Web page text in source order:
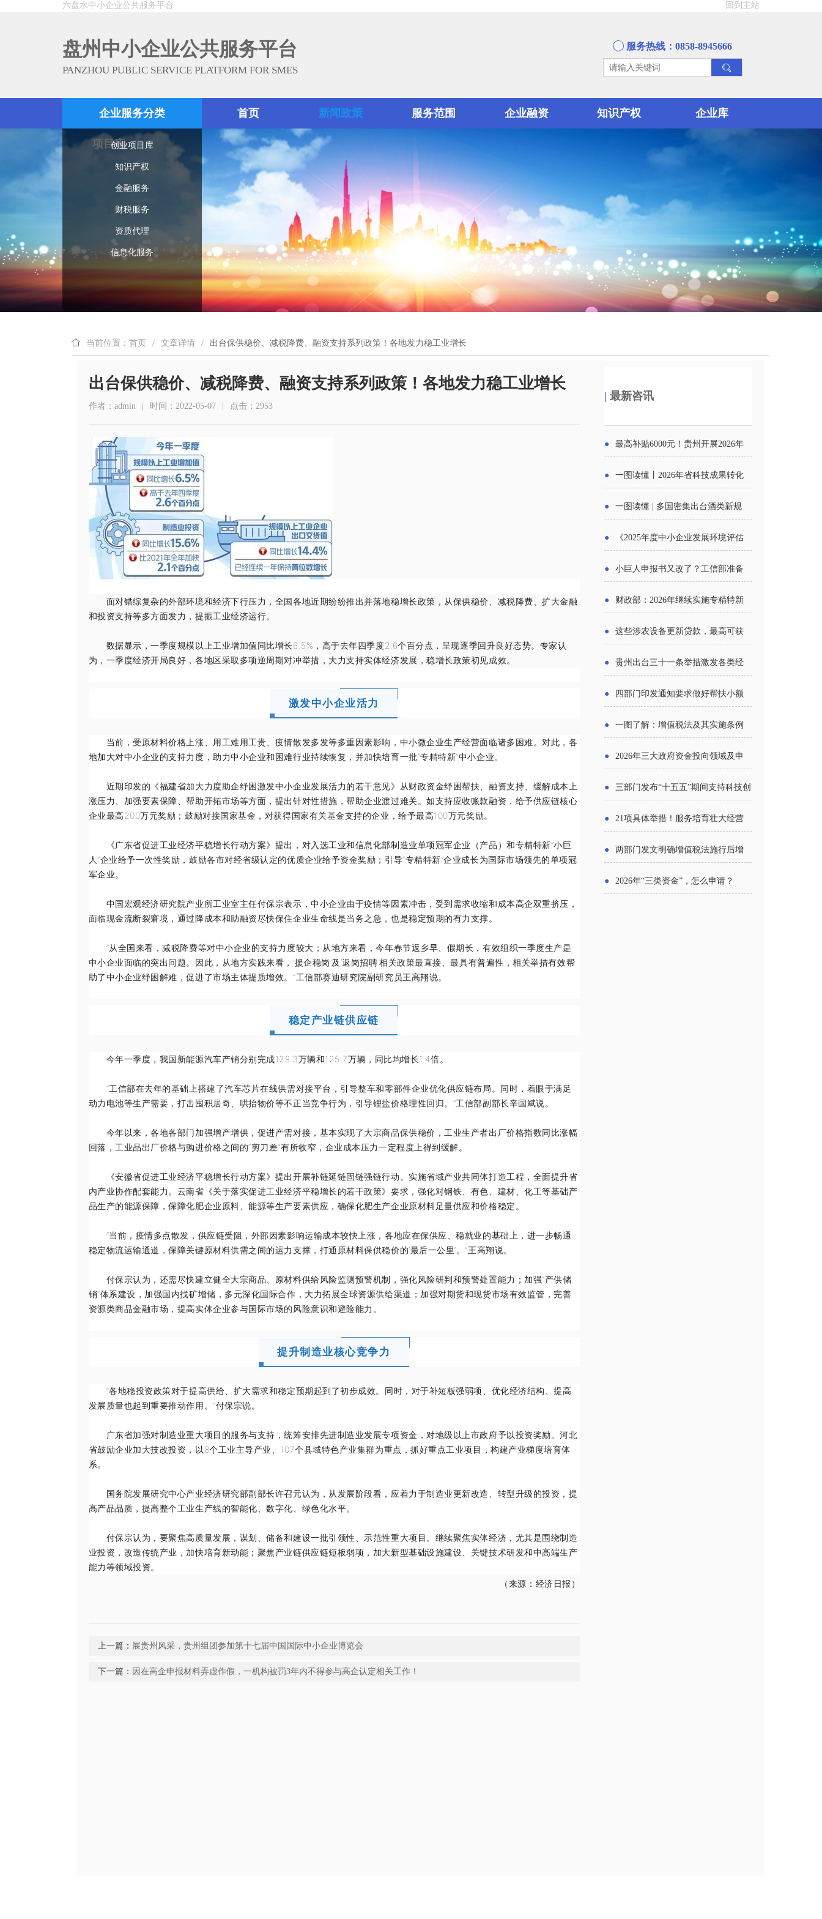
回到主站
六盘水中小企业公共服务平台
盘州中小企业公共服务平台
PANZHOU PUBLIC SERVICE PLATFORM FOR SMES
服务热线：0858-8945666
企业服务分类
创业项目库
知识产权
金融服务
财税服务
资质代理
信息化服务
首页 新闻政策 服务范围 企业融资 知识产权 企业库
项目库
当前位置：首页 / 文章详情 / 出台保供稳价、减税降费、融资支持系列政策！各地发力稳工业增长
出台保供稳价、减税降费、融资支持系列政策！各地发力稳工业增长
作者：admin | 时间：2022-05-07 | 点击：2953
面对错综复杂的外部环境和经济下行压力，全国各地近期纷纷推出并落地稳增长政策，从保供稳价、减税降费、扩大金融
和投资支持等多方面发力，提振工业经济运行。
数据显示，一季度规模以上工业增加值同比增长6.5%，高于去年四季度2.6个百分点，呈现逐季回升良好态势。专家认
为，一季度经济开局良好，各地区采取多项逆周期对冲举措，大力支持实体经济发展，稳增长政策初见成效。
激发中小企业活力
当前，受原材料价格上涨、用工难用工贵、疫情散发多发等多重因素影响，中小微企业生产经营面临诸多困难。对此，各
地加大对中小企业的支持力度，助力中小企业和困难行业持续恢复，并加快培育一批“专精特新”中小企业。
近期印发的《福建省加大力度助企纾困激发中小企业发展活力的若干意见》从财政资金纾困帮扶、融资支持、缓解成本上
涨压力、加强要素保障、帮助开拓市场等方面，提出针对性措施，帮助企业渡过难关。如支持应收账款融资，给予供应链核心
企业最高200万元奖励；鼓励对接国家基金，对获得国家有关基金支持的企业，给予最高100万元奖励。
《广东省促进工业经济平稳增长行动方案》提出，对入选工业和信息化部制造业单项冠军企业（产品）和专精特新“小巨
人”企业给予一次性奖励，鼓励各市对经省级认定的优质企业给予资金奖励；引导“专精特新”企业成长为国际市场领先的单项冠
军企业。
中国宏观经济研究院产业所工业室主任付保宗表示，中小企业由于疫情等因素冲击，受到需求收缩和成本高企双重挤压，
面临现金流断裂窘境，通过降成本和助融资尽快保住企业生命线是当务之急，也是稳定预期的有力支撑。
“从全国来看，减税降费等对中小企业的支持力度较大；从地方来看，今年春节返乡早、假期长，有效组织一季度生产是
中小企业面临的突出问题。因此，从地方实践来看，‘援企稳岗’及‘返岗招聘’相关政策最直接、最具有普遍性，相关举措有效帮
助了中小企业纾困解难，促进了市场主体提质增效。”工信部赛迪研究院副研究员王高翔说。
稳定产业链供应链
今年一季度，我国新能源汽车产销分别完成129.3万辆和125.7万辆，同比均增长1.4倍。
“工信部在去年的基础上搭建了汽车芯片在线供需对接平台，引导整车和零部件企业优化供应链布局。同时，着眼于满足
动力电池等生产需要，打击囤积居奇、哄抬物价等不正当竞争行为，引导锂盐价格理性回归。”工信部副部长辛国斌说。
今年以来，各地各部门加强增产增供，促进产需对接，基本实现了大宗商品保供稳价，工业生产者出厂价格指数同比涨幅
回落，工业品出厂价格与购进价格之间的“剪刀差”有所收窄，企业成本压力一定程度上得到缓解。
《安徽省促进工业经济平稳增长行动方案》提出开展补链延链固链强链行动。实施省域产业共同体打造工程，全面提升省
内产业协作配套能力。云南省《关于落实促进工业经济平稳增长的若干政策》要求，强化对钢铁、有色、建材、化工等基础产
品生产的能源保障，保障化肥企业原料、能源等生产要素供应，确保化肥生产企业原材料足量供应和价格稳定。
“当前，疫情多点散发，供应链受阻，外部因素影响运输成本较快上涨，各地应在保供应、稳就业的基础上，进一步畅通
稳定物流运输通道，保障关键原材料供需之间的运力支撑，打通原材料保供稳价的‘最后一公里’。”王高翔说。
付保宗认为，还需尽快建立健全大宗商品、原材料供给风险监测预警机制，强化风险研判和预警处置能力；加强“产供储
销”体系建设，加强国内找矿增储，多元深化国际合作，大力拓展全球资源供给渠道；加强对期货和现货市场有效监管，完善
资源类商品金融市场，提高实体企业参与国际市场的风险意识和避险能力。
提升制造业核心竞争力
“各地稳投资政策对于提高供给、扩大需求和稳定预期起到了初步成效。同时，对于补短板强弱项、优化经济结构、提高
发展质量也起到重要推动作用。”付保宗说。
广东省加强对制造业重大项目的服务与支持，统筹安排先进制造业发展专项资金，对地级以上市政府予以投资奖励。河北
省鼓励企业加大技改投资，以8个工业主导产业、107个县域特色产业集群为重点，抓好重点工业项目，构建产业梯度培育体
系。
国务院发展研究中心产业经济研究部副部长许召元认为，从发展阶段看，应着力于制造业更新改造、转型升级的投资，提
高产品品质，提高整个工业生产线的智能化、数字化、绿色化水平。
付保宗认为，要聚焦高质量发展，谋划、储备和建设一批引领性、示范性重大项目。继续聚焦实体经济，尤其是围绕制造
业投资，改造传统产业，加快培育新动能；聚焦产业链供应链短板弱项，加大新型基础设施建设、关键技术研发和中高端生产
能力等领域投资。
（来源：经济日报）
上一篇： 展贵州风采，贵州组团参加第十七届中国国际中小企业博览会
下一篇： 因在高企申报材料弄虚作假，一机构被罚3年内不得参与高企认定相关工作！
|最新咨讯
● 最高补贴6000元！贵州开展2026年
● 一图读懂丨2026年省科技成果转化
● 一图读懂 | 多国密集出台酒类新规
● 《2025年度中小企业发展环境评估
● 小巨人申报书又改了？工信部准备
● 财政部：2026年继续实施专精特新
● 这些涉农设备更新贷款，最高可获
● 贵州出台三十一条举措激发各类经
● 四部门印发通知要求做好帮扶小额
● 一图了解：增值税法及其实施条例
● 2026年三大政府资金投向领域及申
● 三部门发布“十五五”期间支持科技创
● 21项具体举措！服务培育壮大经营
● 两部门发文明确增值税法施行后增
● 2026年“三类资金”，怎么申请？